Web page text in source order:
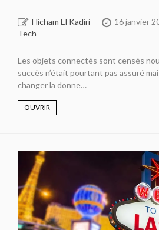
Hicham El Kadiri 16 janvier
Tech
Les objets connectés sont censés
succès n’était pourtant pas assuré
changer la donne…
OUVRIR